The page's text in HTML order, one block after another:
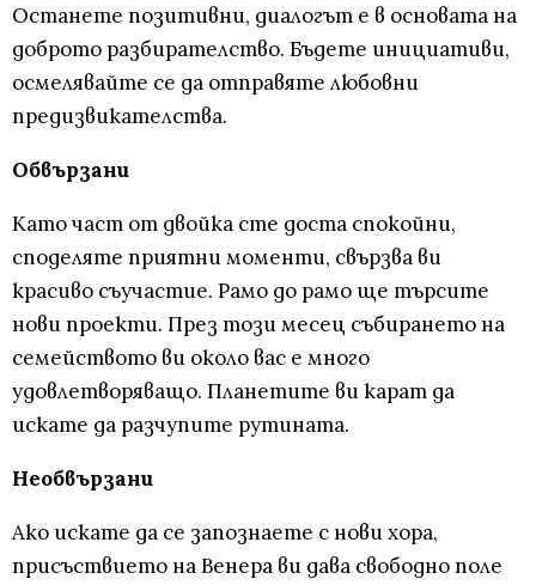
Останете позитивни, диалогът е в основата на
доброто разбирателство. Бъдете инициативи,
осмелявайте се да отправяте любовни
предизвикателства.
Обвързани
Като част от двойка сте доста спокойни,
споделяте приятни моменти, свързва ви
красиво съучастие. Рамо до рамо ще търсите
нови проекти. През този месец събирането на
семейството ви около вас е много
удовлетворяващо. Планетите ви карат да
искате да разчупите рутината.
Необвързани
Ако искате да се запознаете с нови хора,
присъствието на Венера ви дава свободно поле